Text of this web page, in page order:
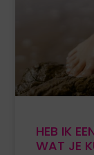
HEB IK
WAT JE